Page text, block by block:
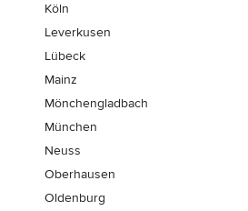
Köln
Leverkusen
Lübeck
Mainz
Mönchen­gladbach
München
Neuss
Oberhausen
Oldenburg